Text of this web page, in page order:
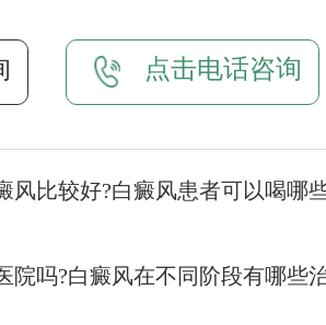
点击电话咨询
风比较好?白癜风患者可以喝哪
院吗?白癜风在不同阶段有哪些